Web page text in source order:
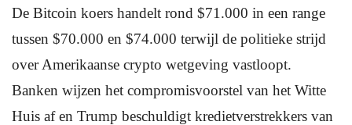
De Bitcoin koers handelt rond $71.000 in een range
tussen $70.000 en $74.000 terwijl de politieke strijd
over Amerikaanse crypto wetgeving vastloopt.
Banken wijzen het compromisvoorstel van het Witte
Huis af en Trump beschuldigt kredietverstrekkers van